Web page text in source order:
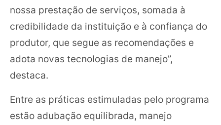
nossa prestação de serviços, somada à
credibilidade da instituição e à confiança do
produtor, que segue as recomendações e
adota novas tecnologias de manejo”,
destaca.
Entre as práticas estimuladas pelo programa
estão adubação equilibrada, manejo